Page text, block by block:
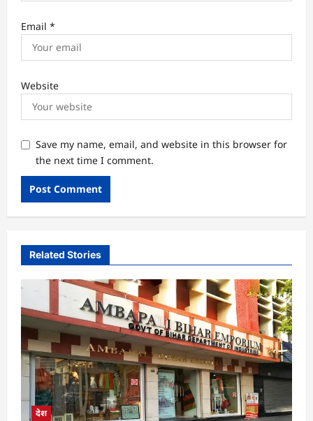
Email *
Website
Save my name, email, and website in this browser for
the next time I comment.
Related Stories
देश